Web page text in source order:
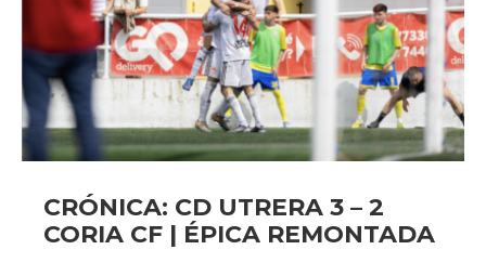
CRÓNICA: CD UTRERA 3 – 2
CORIA CF | ÉPICA REMONTADA